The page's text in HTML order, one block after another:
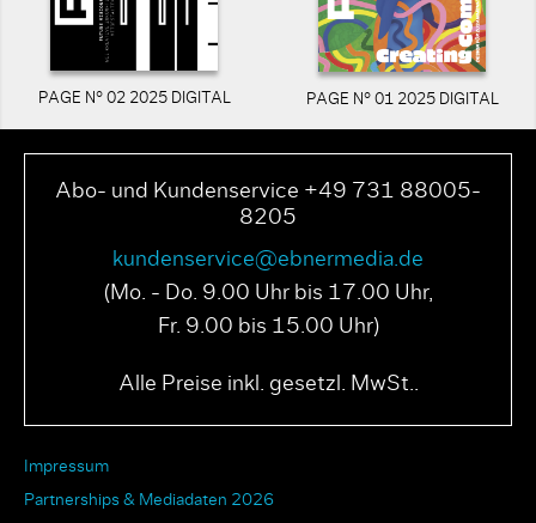
PAGE N° 02 2025 DIGITAL PAGE N° 01 2025 DIGITAL
Abo- und Kundenservice +49 731 88005-
8205
kundenservice@ebnermedia.de
(Mo. - Do. 9.00 Uhr bis 17.00 Uhr,
Fr. 9.00 bis 15.00 Uhr)
Alle Preise inkl. gesetzl. MwSt..
Impressum
Partnerships & Mediadaten 2026